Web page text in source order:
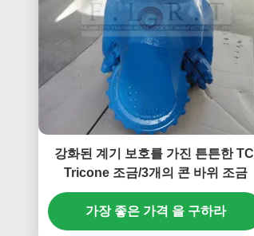
강화된 계기 보호를 가진 튼튼한 TCI
Tricone 조금/3개의 콘 바위 조금
가장 좋은 가격 을 구하라